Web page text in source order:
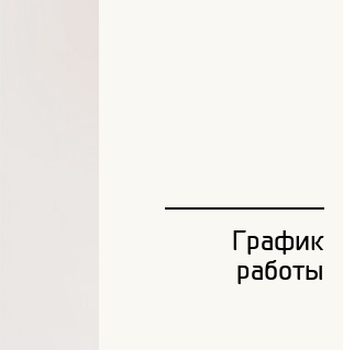
График
работы